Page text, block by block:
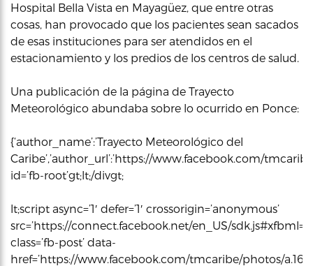
Hospital Bella Vista en Mayagüez, que entre otras
cosas, han provocado que los pacientes sean sacados
de esas instituciones para ser atendidos en el
estacionamiento y los predios de los centros de salud.
Una publicación de la página de Trayecto
Meteorológico abundaba sobre lo ocurrido en Ponce:
{‘author_name’:’Trayecto Meteorológico del
Caribe’,’author_url’:’https://www.facebook.com/tmcaribe/
id=’fb-root’gt;lt;/divgt;
lt;script async=’1′ defer=’1′ crossorigin=’anonymous’
src=’https://connect.facebook.net/en_US/
class=’fb-post’ data-
href=’https://www.facebook.com/tmcaribe/photos/